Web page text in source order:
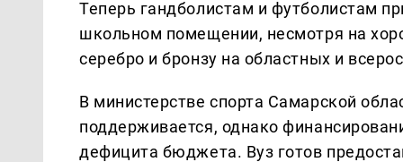
Теперь гандболистам и футболистам
школьном помещении, несмотря на
серебро и бронзу на областных и
В министерстве спорта Самарской
поддерживается, однако
дефицита бюджета. Вуз готов